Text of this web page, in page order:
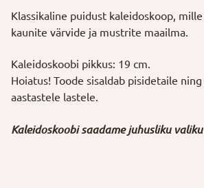
Klassikaline puidust kaleidoskoop,
kaunite värvide ja mustrite maailma.
Kaleidoskoobi pikkus: 19 cm.
Hoiatus! Toode sisaldab pisidetaile
aastastele lastele.
Kaleidoskoobi saadame juhusliku